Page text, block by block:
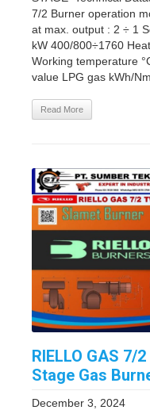
7/2 Burner operation
at max. output : 2 ÷ 1
kW 400/800÷1760
Working temperature
value LPG gas kWh/
Read More
RIELLO GAS 7/
Stage Gas
December 3, 2024